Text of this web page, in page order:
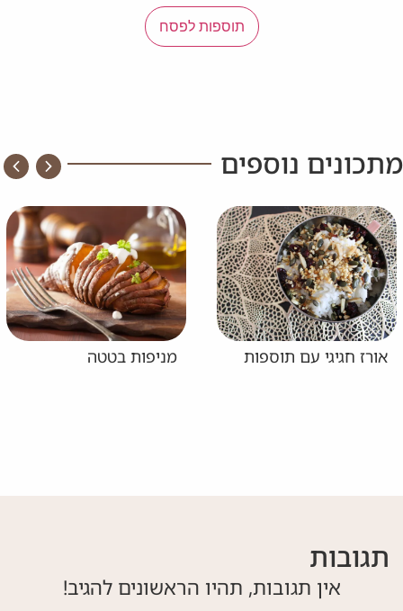
תוספות לפסח
מתכונים נוספים
אורז חגיגי עם תוספות מניפות בטטה
תגובות
אין תגובות, תהיו הראשונים להגיב!